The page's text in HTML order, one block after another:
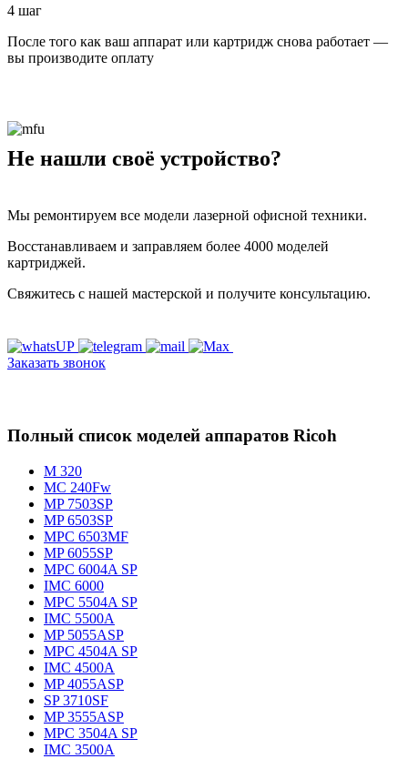
4 шаг
После того как ваш аппарат или картридж снова работает —
вы производите оплату
Не нашли своё устройство?
Мы ремонтируем все модели лазерной офисной техники.
Восстанавливаем и заправляем более 4000 моделей
картриджей.
Свяжитесь с нашей мастерской и получите консультацию.
Заказать звонок
Полный список моделей аппаратов Ricoh
M 320
MC 240Fw
MP 7503SP
MP 6503SP
MPC 6503MF
MP 6055SP
MPC 6004A SP
IMC 6000
MPC 5504A SP
IMC 5500A
MP 5055ASP
MPC 4504A SP
IMC 4500A
MP 4055ASP
SP 3710SF
MP 3555ASP
MPC 3504A SP
IMC 3500A